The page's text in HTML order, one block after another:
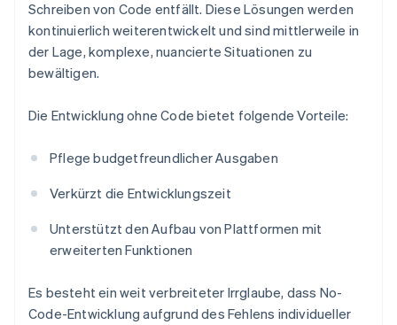
Schreiben von Code entfällt. Diese Lösungen werden
kontinuierlich weiterentwickelt und sind mittlerweile in
der Lage, komplexe, nuancierte Situationen zu
bewältigen.
Die Entwicklung ohne Code bietet folgende Vorteile:
Pflege budgetfreundlicher Ausgaben
Verkürzt die Entwicklungszeit
Unterstützt den Aufbau von Plattformen mit
erweiterten Funktionen
Es besteht ein weit verbreiteter Irrglaube, dass No-
Code-Entwicklung aufgrund des Fehlens individueller